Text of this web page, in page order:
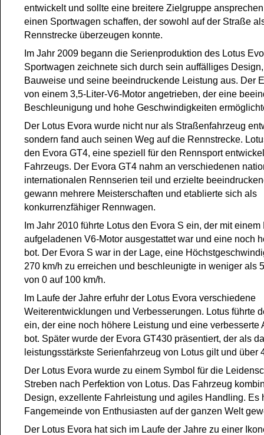
entwickelt und sollte eine breitere Zielgruppe
einen Sportwagen schaffen, der sowohl auf der Straße
Rennstrecke überzeugen konnte.
Im Jahr 2009 begann die Serienproduktion des Lotus
Sportwagen zeichnete sich durch sein auffälliges
Bauweise und seine beeindruckende Leistung aus. Der
von einem 3,5-Liter-V6-Motor angetrieben, der eine
Beschleunigung und hohe Geschwindigkeiten
Der Lotus Evora wurde nicht nur als Straßenfahrzeug
sondern fand auch seinen Weg auf die Rennstrecke.
den Evora GT4, eine speziell für den Rennsport
Fahrzeugs. Der Evora GT4 nahm an verschiedenen
internationalen Rennserien teil und erzielte
gewann mehrere Meisterschaften und etablierte sich als
konkurrenzfähiger Rennwagen.
Im Jahr 2010 führte Lotus den Evora S ein, der mit einem
aufgeladenen V6-Motor ausgestattet war und eine noch
bot. Der Evora S war in der Lage, eine
270 km/h zu erreichen und beschleunigte in weniger als
von 0 auf 100 km/h.
Im Laufe der Jahre erfuhr der Lotus Evora verschiedene
Weiterentwicklungen und Verbesserungen. Lotus führte
ein, der eine noch höhere Leistung und eine verbesserte
bot. Später wurde der Evora GT430 präsentiert, der als
leistungsstärkste Serienfahrzeug von Lotus gilt und über
Der Lotus Evora wurde zu einem Symbol für die
Streben nach Perfektion von Lotus. Das Fahrzeug
Design, exzellente Fahrleistung und agiles Handling. Es
Fangemeinde von Enthusiasten auf der ganzen Welt
Der Lotus Evora hat sich im Laufe der Jahre zu einer